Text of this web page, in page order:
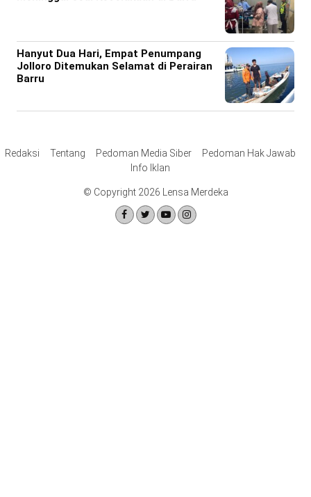
Hanyut Dua Hari, Empat Penumpang
Jolloro Ditemukan Selamat di Perairan
Barru
Redaksi Tentang Pedoman Media Siber
Pedoman Hak Jawab
Info Iklan
© Copyright 2026 Lensa Merdeka